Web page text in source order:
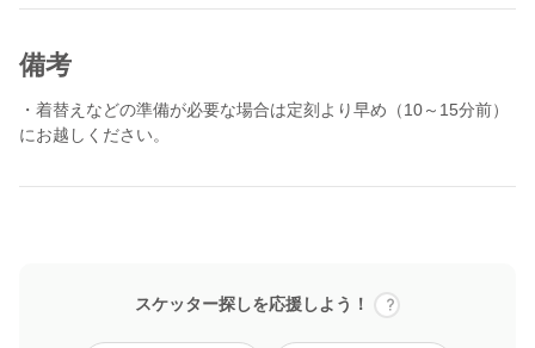
備考
・着替えなどの準備が必要な場合は定刻より早め（10～15分前）
にお越しください。
スケッター探しを応援しよう！